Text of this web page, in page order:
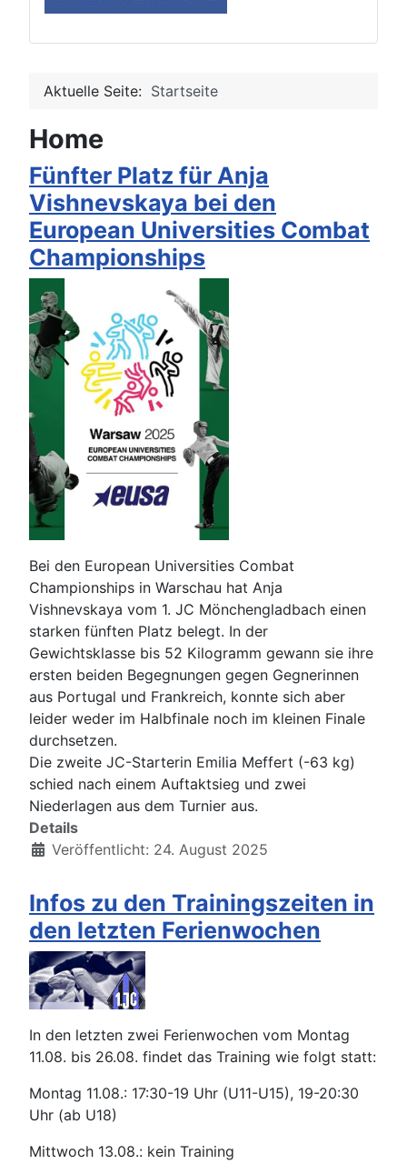
Aktuelle Seite: Startseite
Home
Fünfter Platz für Anja
Vishnevskaya bei den
European Universities Combat
Championships
Bei den European Universities Combat
Championships in Warschau hat Anja
Vishnevskaya vom 1. JC Mönchengladbach einen
starken fünften Platz belegt. In der
Gewichtsklasse bis 52 Kilogramm gewann sie ihre
ersten beiden Begegnungen gegen Gegnerinnen
aus Portugal und Frankreich, konnte sich aber
leider weder im Halbfinale noch im kleinen Finale
durchsetzen.
Die zweite JC-Starterin Emilia Meffert (-63 kg)
schied nach einem Auftaktsieg und zwei
Niederlagen aus dem Turnier aus.
Details
Veröffentlicht: 24. August 2025
Infos zu den Trainingszeiten in
den letzten Ferienwochen
In den letzten zwei Ferienwochen vom Montag
11.08. bis 26.08. findet das Training wie folgt statt:
Montag 11.08.: 17:30-19 Uhr (U11-U15), 19-20:30
Uhr (ab U18)
Mittwoch 13.08.: kein Training